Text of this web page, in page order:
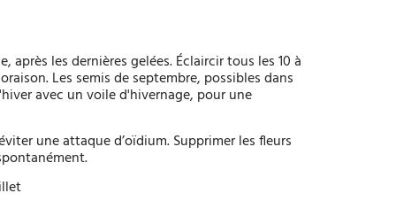
les dernières gelées. Éclaircir tous les 10 à
Les semis de septembre, possibles dans
avec un voile d'hivernage, pour une
une attaque d’oïdium. Supprimer les fleurs